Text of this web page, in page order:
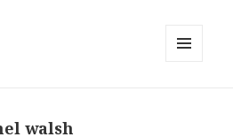
walsh